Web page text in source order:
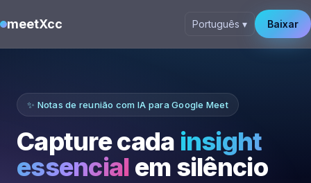
meetXcc Português ▾ Baixar
✨ Notas de reunião com IA para Google Meet
Capture cada insight
essencial em silêncio